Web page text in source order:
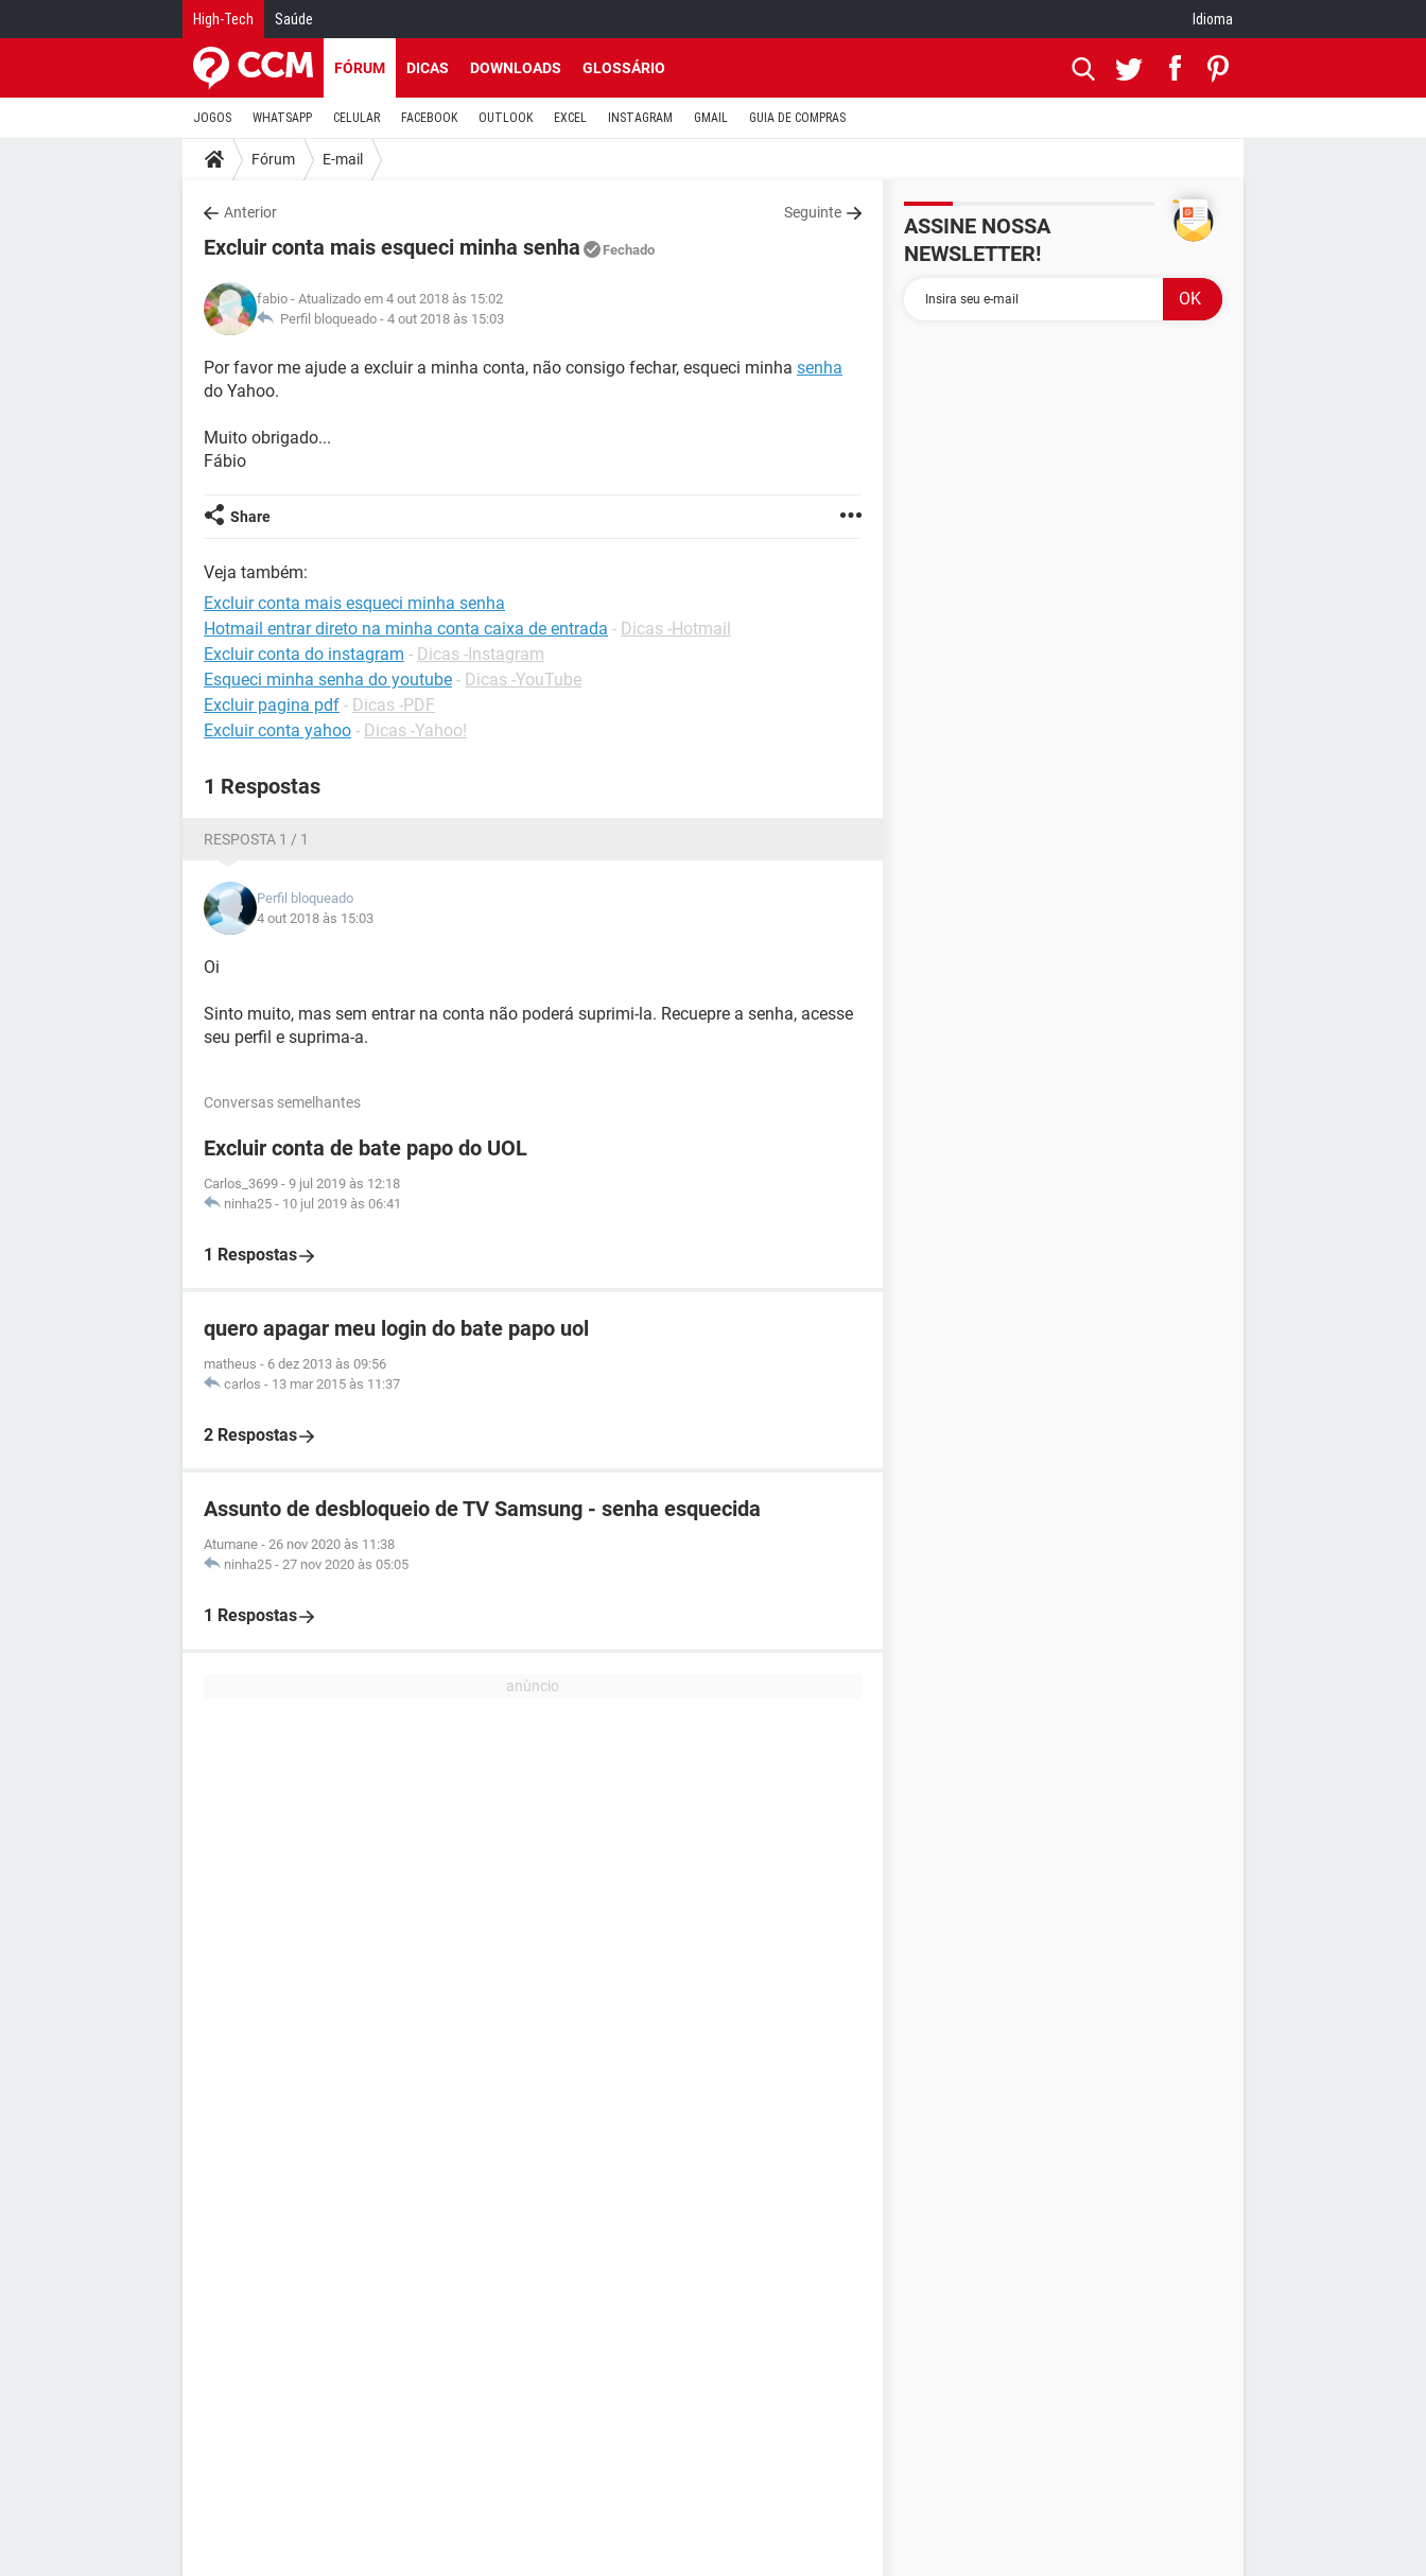
High-Tech Saúde Idioma
FÓRUM DICAS DOWNLOADS GLOSSÁRIO
JOGOS WHATSAPP CELULAR FACEBOOK OUTLOOK EXCEL INSTAGRAM GMAIL GUIA DE COMPRAS
Fórum E-mail
Anterior Seguinte
Excluir conta mais esqueci minha senha Fechado
fabio - Atualizado em 4 out 2018 às 15:02
Perfil bloqueado - 4 out 2018 às 15:03
Por favor me ajude a excluir a minha conta, não consigo fechar, esqueci minha senha
do Yahoo.
Muito obrigado...
Fábio
Share
Veja também:
Excluir conta mais esqueci minha senha
Hotmail entrar direto na minha conta caixa de entrada - Dicas -Hotmail
Excluir conta do instagram - Dicas -Instagram
Esqueci minha senha do youtube - Dicas -YouTube
Excluir pagina pdf - Dicas -PDF
Excluir conta yahoo - Dicas -Yahoo!
1 Respostas
RESPOSTA 1 / 1
Perfil bloqueado
4 out 2018 às 15:03
Oi
Sinto muito, mas sem entrar na conta não poderá suprimi-la. Recuepre a senha, acesse
seu perfil e suprima-a.
Conversas semelhantes
Excluir conta de bate papo do UOL
Carlos_3699 - 9 jul 2019 às 12:18
ninha25 - 10 jul 2019 às 06:41
1 Respostas
quero apagar meu login do bate papo uol
matheus - 6 dez 2013 às 09:56
carlos - 13 mar 2015 às 11:37
2 Respostas
Assunto de desbloqueio de TV Samsung - senha esquecida
Atumane - 26 nov 2020 às 11:38
ninha25 - 27 nov 2020 às 05:05
1 Respostas
ASSINE NOSSA
NEWSLETTER!